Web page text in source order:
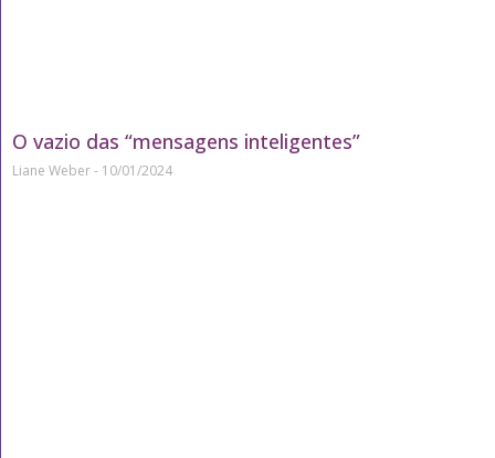
O vazio das “mensagens inteligentes”
Liane Weber 10/01/2024